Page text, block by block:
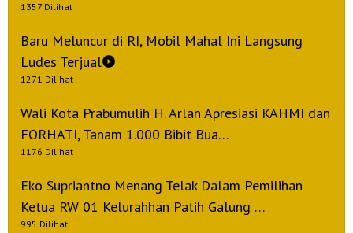
1357 Dilihat
Baru Meluncur di RI, Mobil Mahal Ini Langsung
Ludes Terjual
1271 Dilihat
Wali Kota Prabumulih H. Arlan Apresiasi KAHMI dan
FORHATI, Tanam 1.000 Bibit Bua…
1176 Dilihat
Eko Supriantno Menang Telak Dalam Pemilihan
Ketua RW 01 Kelurahhan Patih Galung …
995 Dilihat